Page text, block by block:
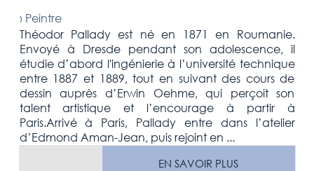
› Peintre
Théodor Pallady est né en 1871 en Roumanie.
Envoyé à Dresde pendant son adolescence, il
étudie d’abord l'ingénierie à l’université technique
entre 1887 et 1889, tout en suivant des cours de
dessin auprès d’Erwin Oehme, qui perçoit son
talent artistique et l’encourage à partir à
Paris.Arrivé à Paris, Pallady entre dans l’atelier
d’Edmond Aman-Jean, puis rejoint en ...
EN SAVOIR PLUS